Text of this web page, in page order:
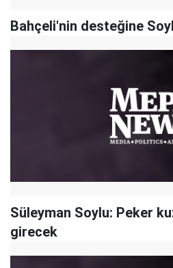
Bahçeli'nin desteğine
Süleyman Soylu: Peker
girecek